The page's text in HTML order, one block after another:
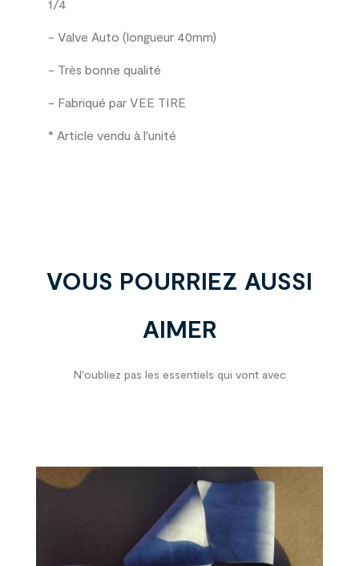
1/4
- Valve Auto (longueur 40mm)
- Très bonne qualité
- Fabriqué par VEE TIRE
* Article vendu à l'unité
VOUS POURRIEZ AUSSI
AIMER
N'oubliez pas les essentiels qui vont avec